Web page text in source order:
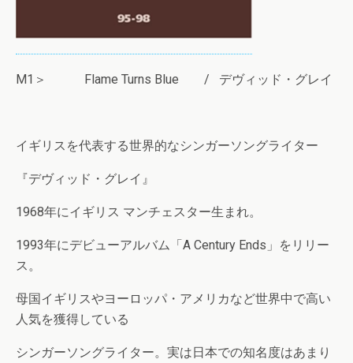
M1＞ Flame Turns Blue / デヴィッド・グレイ
イギリスを代表する世界的なシンガーソングライター
『デヴィッド・グレイ』
1968年にイギリス マンチェスター生まれ。
1993年にデビューアルバム「A Century Ends」をリリー
ス。
母国イギリスやヨーロッパ・アメリカなど世界中で高い
人気を獲得している
シンガーソングライター。実は日本での知名度はあまり